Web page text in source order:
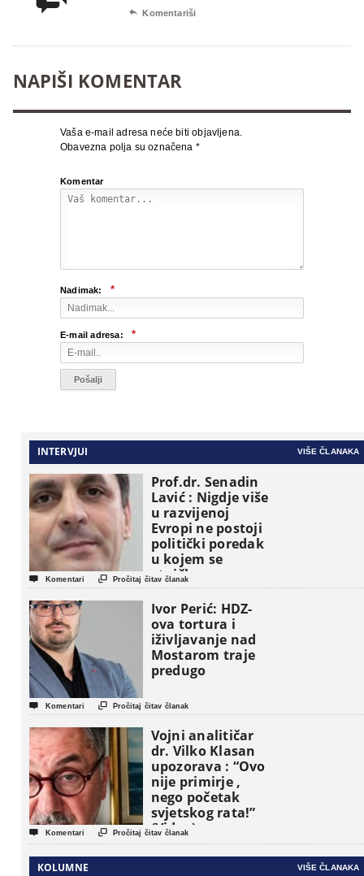
 Komentariši
NAPIŠI KOMENTAR
Vaša e-mail adresa neće biti objavljena.
Obavezna polja su označena *
Komentar
Nadimak: *
E-mail adresa: *
INTERVJUI VIŠE ČLANAKA
Prof.dr. Senadin
Lavić : Nigdje više
u razvijenoj
Evropi ne postoji
politički poredak
u kojem se
etničke grupe
pojavljuju kao
osnovne
političke jedinice
 Komentari  Pročitaj čitav članak
Ivor Perić: HDZ-
ova tortura i
iživljavanje nad
Mostarom traje
predugo
 Komentari  Pročitaj čitav članak
Vojni analitičar
dr. Vilko Klasan
upozorava : “Ovo
nije primirje ,
nego početak
svjetskog rata!”
(Video)
 Komentari  Pročitaj čitav članak
KOLUMNE VIŠE ČLANAKA